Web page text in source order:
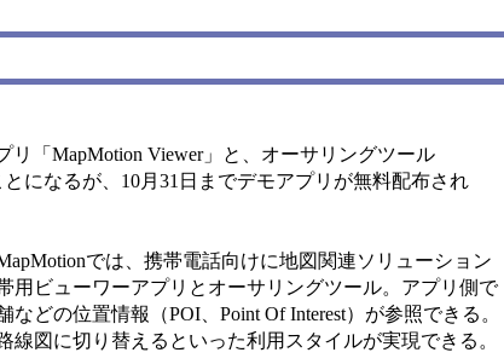
「MapMotion Viewer」と、オーサリングツール
になるが、10月31日までデモアプリが無料配布され
では、携帯電話向けに地図関連ソリューション
ビューワーアプリとオーサリングツール。アプリ側で
どの位置情報（POI、Point Of Interest）が参照できる。
図に切り替えるといった利用スタイルが実現できる。